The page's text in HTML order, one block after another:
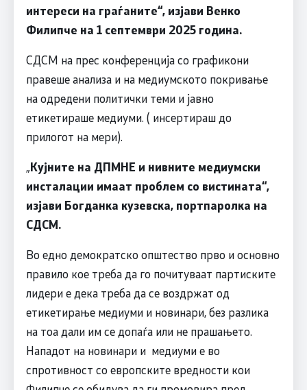
интереси на граѓаните“, изјави Венко
Филипче на 1 септември 2025 година.
СДСМ на прес конференција со графикони
правеше анализа и на медиумското покривање
на одредени политички теми и јавно
етикетираше медиуми. ( инсертираш до
прилогот на мери).
„Кујните на ДПМНЕ и нивните медиумски
инсталации имаат проблем со вистината“,
изјави Богданка кузевска, портпаролка на
СДСМ.
Во едно демократско општество прво и основно
правило кое треба да го почитуваат партиските
лидери е дека треба да се воздржат од
етикетирање медиуми и новинари, без разлика
на тоа дали им се допаѓа или не прашањето.
Нападот на новинари и медиуми е во
спротивност со европските вредности кои